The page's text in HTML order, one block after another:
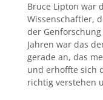
Bruce Lipton war
Wissenschaftler,
der
Jahren war das
gerade an, das
und erhoffte sich
richtig verstehen